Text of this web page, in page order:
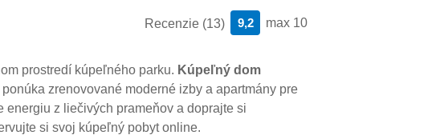
Recenzie (13) max 10
9,2
prostredí kúpeľného parku. Kúpeľný dom
ponúka zrenovované moderné izby a apartmány pre
energiu z liečivých prameňov a doprajte si
si svoj kúpeľný pobyt online.